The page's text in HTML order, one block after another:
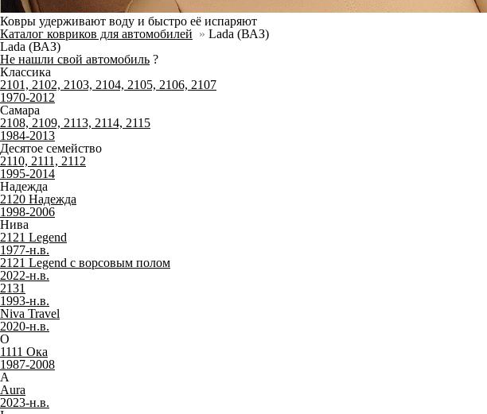
Ковры удерживают воду и быстро её испаряют